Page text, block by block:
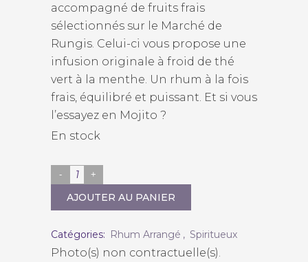
accompagné de fruits frais
sélectionnés sur le Marché de
Rungis. Celui-ci vous propose une
infusion originale à froid de thé
vert à la menthe. Un rhum à la fois
frais, équilibré et puissant. Et si vous
l’essayez en Mojito ?
En stock
La
Fabrique
de
l'Arrangé
"Touareg"
AJOUTER AU PANIER
Catégories: Rhum Arrangé , Spiritueux
Photo(s) non contractuelle(s).